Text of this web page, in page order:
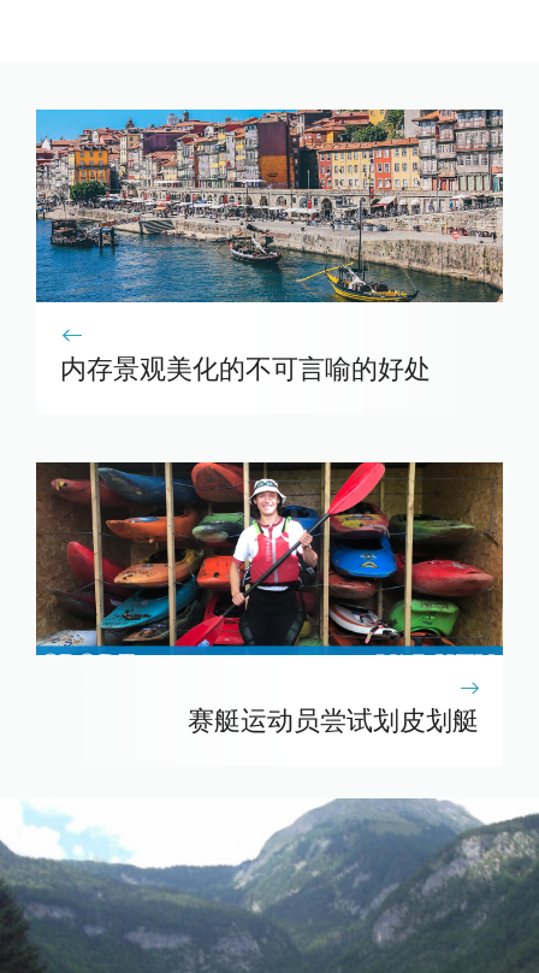
内存景观美化的不可言喻的好处
赛艇运动员尝试划皮划艇